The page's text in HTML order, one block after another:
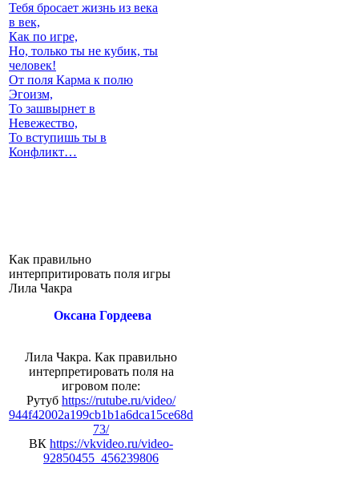
Тебя бросает жизнь из века
в век,
Как по игре,
Но, только ты не кубик, ты
человек!
От поля Карма к полю
Эгоизм,
То зашвырнет в
Невежество,
То вступишь ты в
Конфликт…
Как правильно
интерпритировать поля игры
Лила Чакра
Оксана Гордеева
Лила Чакра. Как правильно
интерпретировать поля на
игровом поле:
Рутуб https://rutube.ru/video/
944f42002a199cb1b1a6dca15ce68d
73/
ВК https://vkvideo.ru/video-
92850455_456239806